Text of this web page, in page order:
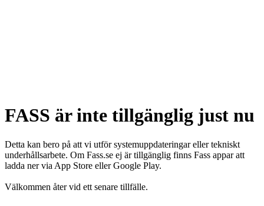
FASS är inte tillgänglig just nu
Detta kan bero på att vi utför systemuppdateringar eller tekniskt
underhållsarbete. Om Fass.se ej är tillgänglig finns Fass appar att
ladda ner via App Store eller Google Play.
Välkommen åter vid ett senare tillfälle.